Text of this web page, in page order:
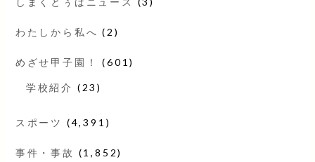
わたしから私へ (2)
めざせ甲子園！ (601)
学校紹介 (23)
スポーツ (4,391)
事件・事故 (1,852)